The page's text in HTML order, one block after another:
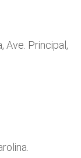
Ave. Principal,